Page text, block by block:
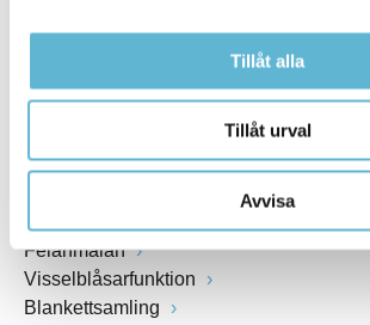
Tillåt alla
Tillåt urval
Avvisa
SNABBVAL
Öppettider växel och reception i
Felanmälan
Visselblåsarfunktion
Blankettsamling